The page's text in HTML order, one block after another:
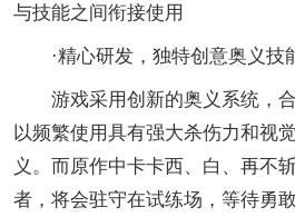
与技能之间衔接使用
·精心研发，独特创意奥义技
游戏采用创新的奥义系统，合
以频繁使用具有强大杀伤力和视
义。而原作中卡卡西、白、再不
者，将会驻守在试练场，等待勇